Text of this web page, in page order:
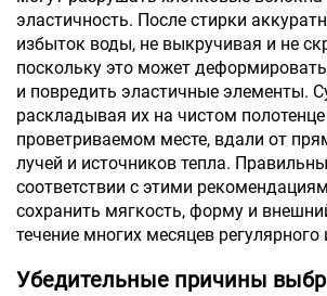
эластичность. После стирки
избыток воды, не выкручивая и не
поскольку это может
и повредить эластичные элементы.
раскладывая их на чистом
проветриваемом месте, вдали от
лучей и источников тепла.
соответствии с этими
сохранить мягкость, форму и
течение многих месяцев регулярного
Убедительные причины